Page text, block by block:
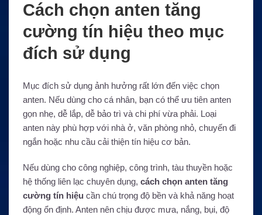
Cách chọn anten tăng
cường tín hiệu theo mục
đích sử dụng
Mục đích sử dụng ảnh hưởng rất lớn đến việc chọn
anten. Nếu dùng cho cá nhân, bạn có thể ưu tiên anten
gọn nhẹ, dễ lắp, dễ bảo trì và chi phí vừa phải. Loại
anten này phù hợp với nhà ở, văn phòng nhỏ, chuyến đi
ngắn hoặc nhu cầu cải thiện tín hiệu cơ bản.
Nếu dùng cho công nghiệp, công trình, tàu thuyền hoặc
hệ thống liên lạc chuyên dụng, cách chọn anten tăng
cường tín hiệu cần chú trọng độ bền và khả năng hoạt
động ổn định. Anten nên chịu được mưa, nắng, bụi, độ